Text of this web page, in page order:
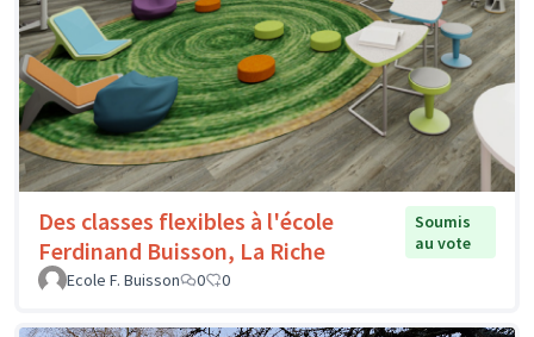
Des classes flexibles à l'école
Ferdinand Buisson, La Riche
Soumis
au vote
Ecole F. Buisson
0 0